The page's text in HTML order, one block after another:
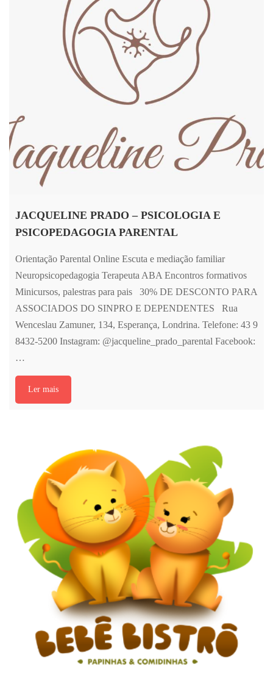
JACQUELINE PRADO – PSICOLOGIA E
PSICOPEDAGOGIA PARENTAL
Orientação Parental Online Escuta e mediação familiar
Neuropsicopedagogia Terapeuta ABA Encontros formativos
Minicursos, palestras para pais 30% DE DESCONTO PARA
ASSOCIADOS DO SINPRO E DEPENDENTES Rua
Wenceslau Zamuner, 134, Esperança, Londrina. Telefone: 43 9
8432-5200 Instagram: @jacqueline_prado_parental Facebook:
…
Ler mais